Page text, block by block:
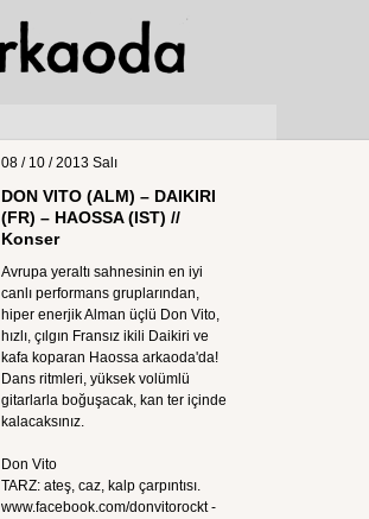
08 / 10 / 2013 Salı
DON VITO (ALM) – DAIKIRI
(FR) – HAOSSA (IST) //
Konser
Avrupa yeraltı sahnesinin en iyi
canlı performans gruplarından,
hiper enerjik Alman üçlü Don Vito,
hızlı, çılgın Fransız ikili Daikiri ve
kafa koparan Haossa arkaoda'da!
Dans ritmleri, yüksek volümlü
gitarlarla boğuşacak, kan ter içinde
kalacaksınız.
Don Vito
TARZ: ateş, caz, kalp çarpıntısı.
www.facebook.com/donvitorockt -